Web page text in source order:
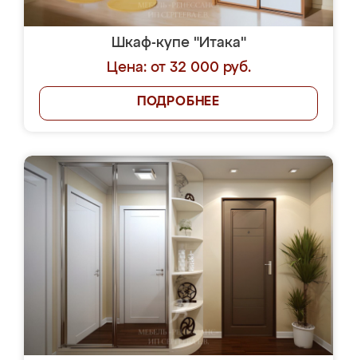
Шкаф-купе "Итака"
Цена: от 32 000 руб.
ПОДРОБНЕЕ